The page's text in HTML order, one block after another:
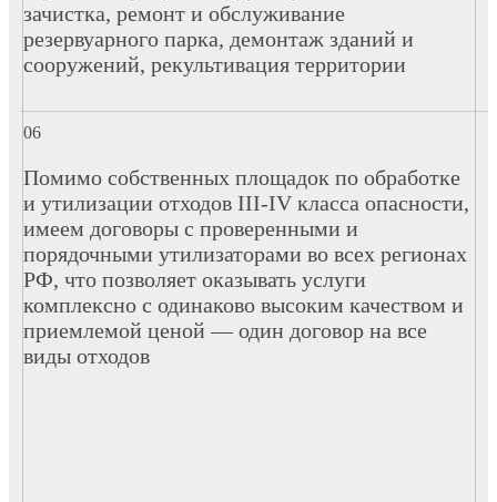
зачистка, ремонт и обслуживание
резервуарного парка, демонтаж зданий и
сооружений, рекультивация территории
Помимо собственных площадок по обработке
и утилизации отходов III-IV класса опасности,
имеем договоры с проверенными и
порядочными утилизаторами во всех регионах
РФ, что позволяет оказывать услуги
комплексно с одинаково высоким качеством и
приемлемой ценой — один договор на все
виды отходов